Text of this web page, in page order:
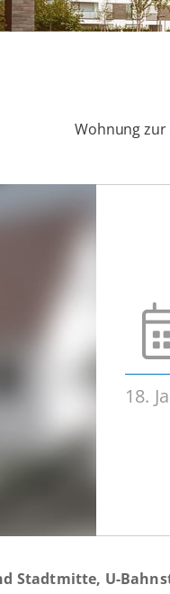
Wohnung
18.
Stadtmitte, U-